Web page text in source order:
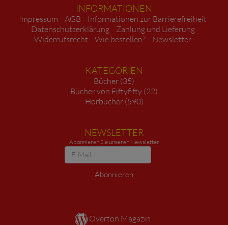
INFORMATIONEN
Impressum AGB
Informationen zur Barrierefreiheit
Datenschutzerklärung
Zahlung und Lieferung
Widerrufsrecht
Wie bestellen? Newsletter
KATEGORIEN
Bücher (35)
Bücher von Fiftyfifty (22)
Hörbücher (590)
NEWSLETTER
Abonnieren Sie unseren Newsletter
Newsletter
Abonnieren
Overton Magazin